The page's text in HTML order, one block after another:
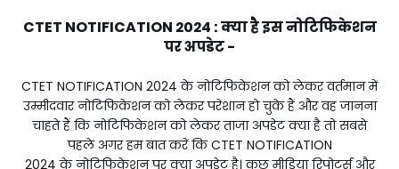
CTET NOTIFICATION 2024 : क्या है इस नोटिफिकेशन
पर अपडेट -
CTET NOTIFICATION 2024 के नोटिफिकेशन को लेकर वर्तमान में
उम्मीदवार नोटिफिकेशन को लेकर परेशान हो चुके हैं और वह जानना
चाहते हैं कि नोटिफिकेशन को लेकर ताजा अपडेट क्या है तो सबसे
पहले अगर हम बात करें कि CTET NOTIFICATION
2024 के नोटिफिकेशन पर क्या अपडेट है। कुछ मीडिया रिपोर्ट्स और